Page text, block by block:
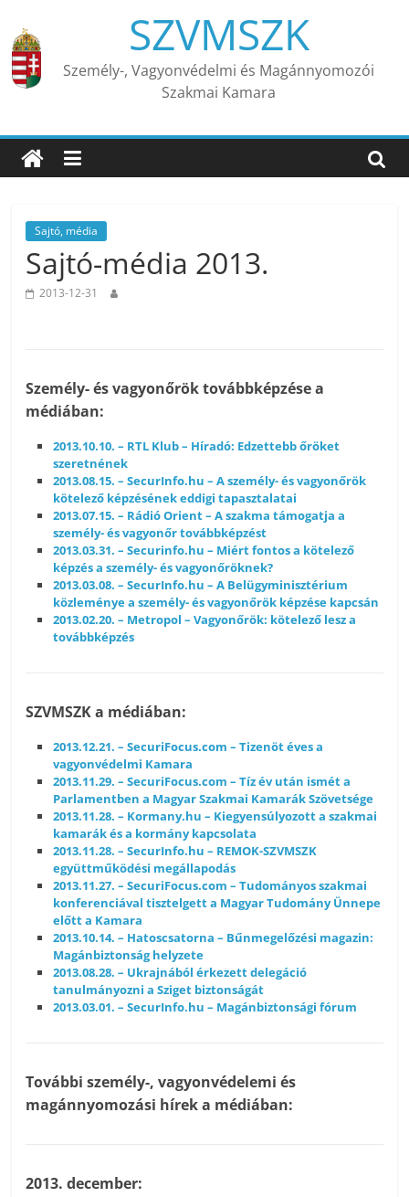
content
SZVMSZK
Személy-, Vagyonvédelmi és Magánnyomozói
Szakmai Kamara
Sajtó, média
Sajtó-média 2013.
2013-12-31
Személy- és vagyonőrök továbbképzése a
médiában:
2013.10.10. – RTL Klub – Híradó: Edzettebb őröket
szeretnének
2013.08.15. – SecurInfo.hu – A személy- és vagyonőrök
kötelező képzésének eddigi tapasztalatai
2013.07.15. – Rádió Orient – A szakma támogatja a
személy- és vagyonőr továbbképzést
2013.03.31. – Securinfo.hu – Miért fontos a kötelező
képzés a személy- és vagyonőröknek?
2013.03.08. – SecurInfo.hu – A Belügyminisztérium
közleménye a személy- és vagyonőrök képzése kapcsán
2013.02.20. – Metropol – Vagyonőrök: kötelező lesz a
továbbképzés
SZVMSZK a médiában:
2013.12.21. – SecuriFocus.com – Tizenöt éves a
vagyonvédelmi Kamara
2013.11.29. – SecuriFocus.com – Tíz év után ismét a
Parlamentben a Magyar Szakmai Kamarák Szövetsége
2013.11.28. – Kormany.hu – Kiegyensúlyozott a szakmai
kamarák és a kormány kapcsolata
2013.11.28. – SecurInfo.hu – REMOK-SZVMSZK
együttműködési megállapodás
2013.11.27. – SecuriFocus.com – Tudományos szakmai
konferenciával tisztelgett a Magyar Tudomány Ünnepe
előtt a Kamara
2013.10.14. – Hatoscsatorna – Bűnmegelőzési magazin:
Magánbiztonság helyzete
2013.08.28. – Ukrajnából érkezett delegáció
tanulmányozni a Sziget biztonságát
2013.03.01. – SecurInfo.hu – Magánbiztonsági fórum
További személy-, vagyonvédelemi és
magánnyomozási hírek a médiában:
2013. december: